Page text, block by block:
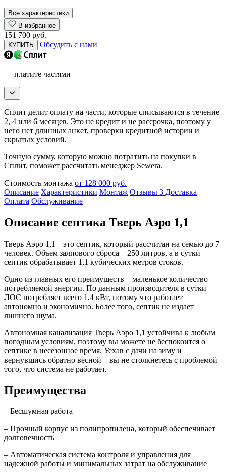
Все характеристики
В избранное
151 700 руб.
КУПИТЬ Обсудить с нами
— платите частями
Сплит делит оплату на части, которые списываются в течение
2, 4 или 6 месяцев. Это не кредит и не рассрочка, поэтому у
него нет длинных анкет, проверки кредитной истории и
скрытых условий.
Точную сумму, которую можно потратить на покупки в
Сплит, поможет рассчитать менеджер Sewera.
Стоимость монтажа от 128 000 руб.
Описание Характеристики Монтаж Отзывы 3 Доставка
Оплата Обслуживание
Описание септика Тверь Аэро 1,1
Тверь Аэро 1,1 – это септик, который рассчитан на семью до 7
человек. Объем залпового сброса – 250 литров, а в сутки
септик обрабатывает 1,1 кубических метров стоков.
Одно из главных его преимуществ – маленькое количество
потребляемой энергии. По данным производителя в сутки
ЛОС потребляет всего 1,4 кВт, потому что работает
автономно и экономично. Более того, септик не издает
лишнего шума.
Автономная канализация Тверь Аэро 1,1 устойчива к любым
погодным условиям, поэтому вы можете не беспокоится о
септике в несезонное время. Уехав с дачи на зиму и
вернувшись обратно весной – вы не столкнетесь с проблемой
того, что система не работает.
Преимущества
– Бесшумная работа
– Прочный корпус из полипропилена, который обеспечивает
долговечность
– Автоматическая система контроля и управления для
надежной работы и минимальных затрат на обслуживание